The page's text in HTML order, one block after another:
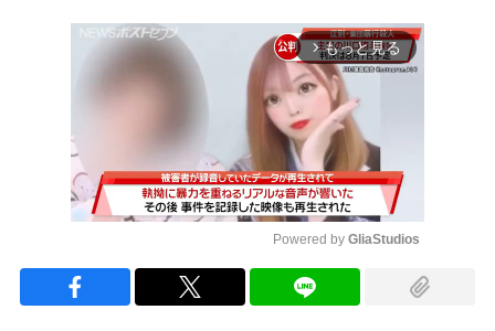
arrow_forward_ios もっと見る
Powered by GliaStudios